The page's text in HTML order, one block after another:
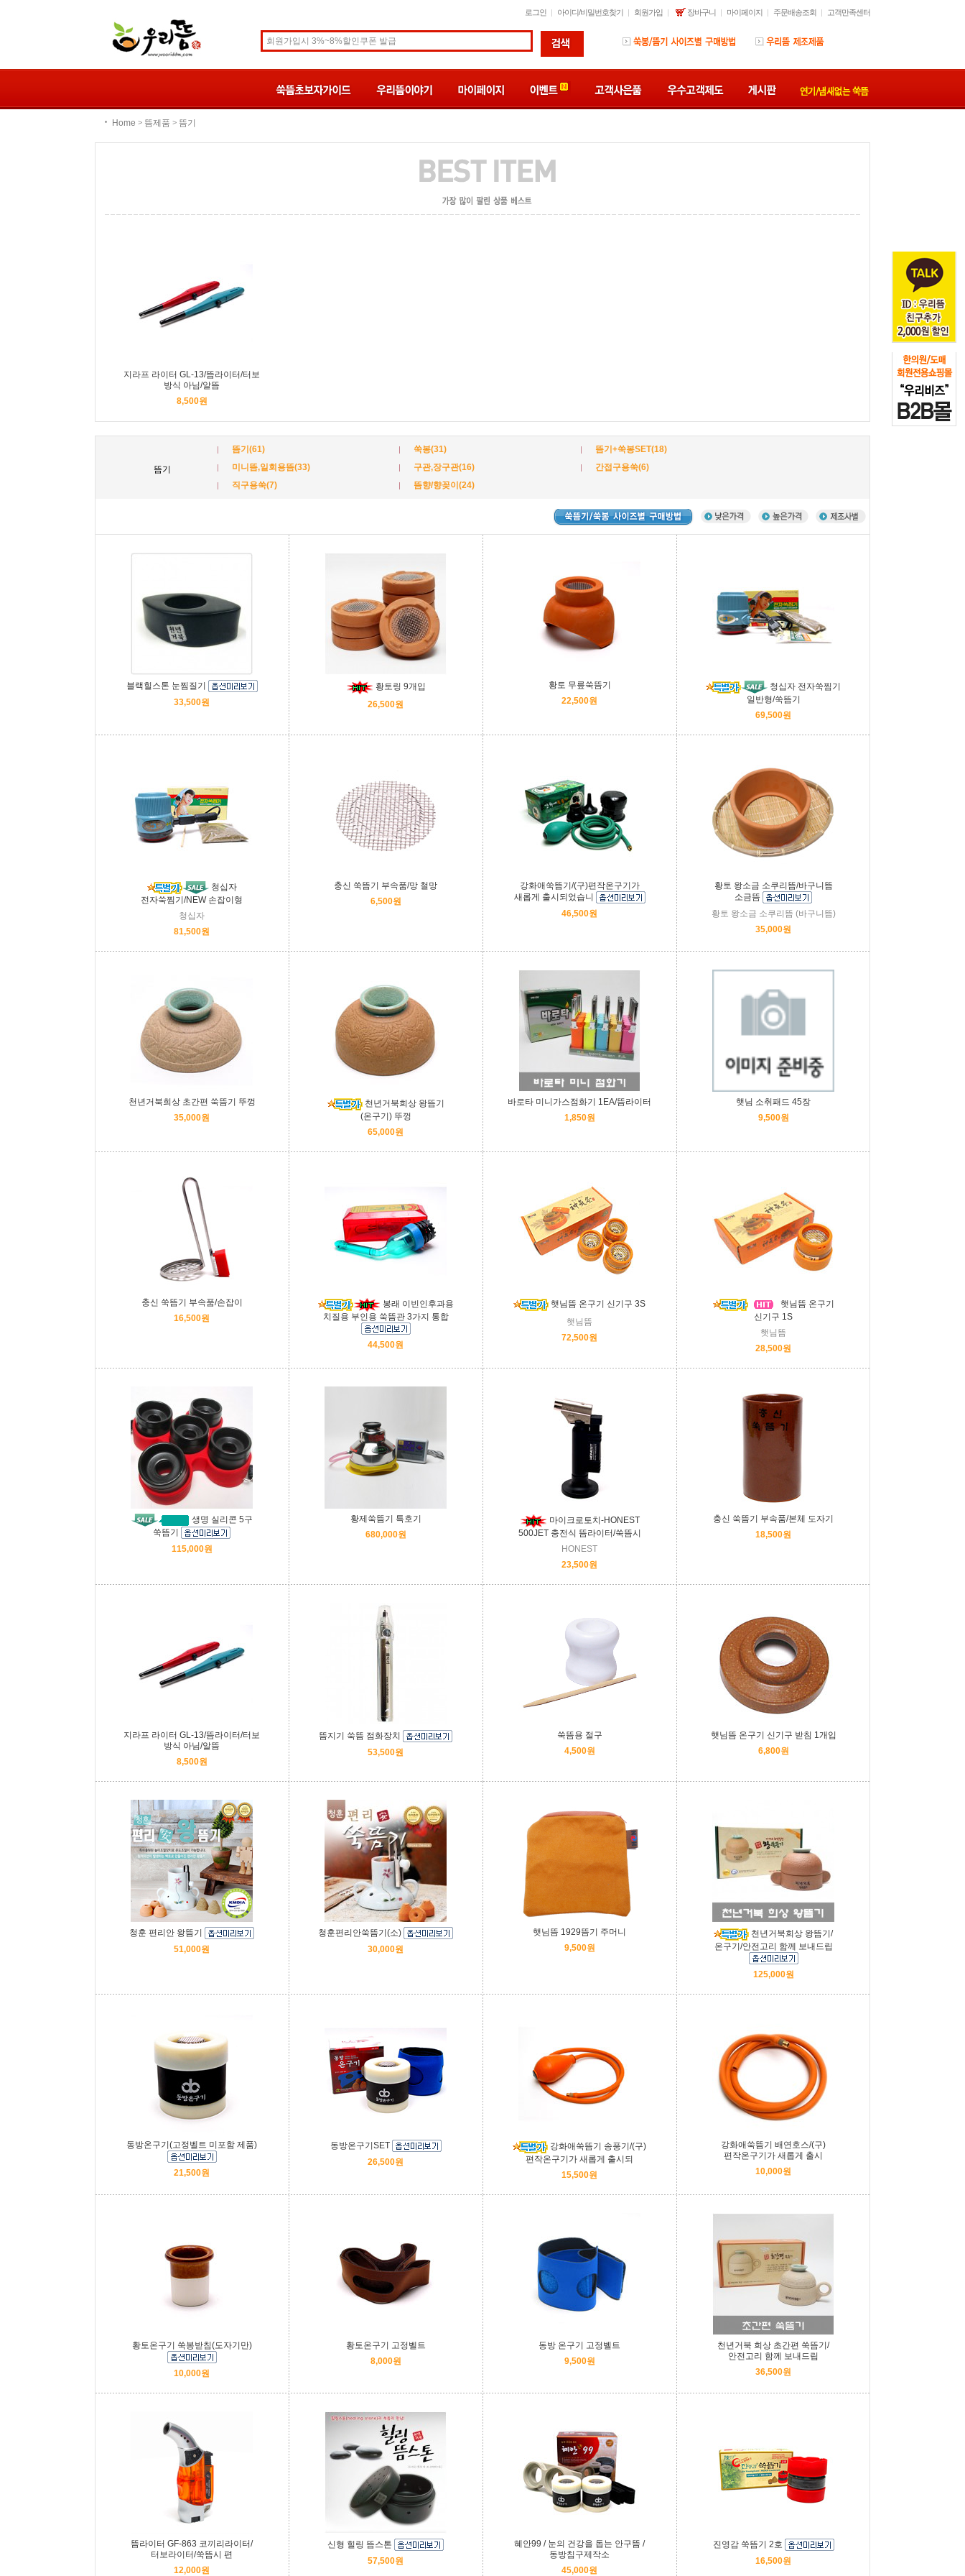
로그인 아이디/비밀번호찾기 회원가입 장바구니 마이페이지 주문배송조회 고객만족센터
Home > 뜸제품 > 뜸기
지라프 라이터 GL-13/뜸라이터/터보
방식 아님/알뜸
8,500원
뜸기
뜸기(61) 쑥봉(31)
뜸기+쑥봉SET(18)
미니뜸,일회용뜸(33)
구관,장구관(16)
간접구용쑥(6)
직구용쑥(7)
뜸향/향꽂이(24)
블랙힐스톤 눈찜질기
33,500원
황토링 9개입
26,500원
황토 무릎쑥뜸기
22,500원
청십자 전자쑥찜기
일반형/쑥뜸기
69,500원
청십자
전자쑥찜기/NEW 손잡이형
청십자
81,500원
충신 쑥뜸기 부속품/망 철망
6,500원
강화애쑥뜸기/(구)편작온구기가
새롭게 출시되었습니
46,500원
황토 왕소금 소쿠리뜸/바구니뜸
소금뜸
황토 왕소금 소쿠리뜸 (바구니뜸)
35,000원
천년거북희상 초간편 쑥뜸기 뚜껑
35,000원
천년거북희상 왕뜸기
(온구기) 뚜껑
65,000원
바로타 미니가스점화기 1EA/뜸라이터
1,850원
햇님 소취패드 45장
9,500원
충신 쑥뜸기 부속품/손잡이
16,500원
봉래 이빈인후과용
치질용 부인용 쑥뜸관 3가지 통합
44,500원
햇님뜸 온구기 신기구 3S
햇님뜸
72,500원
햇님뜸 온구기
신기구 1S
햇님뜸
28,500원
생명 실리콘 5구
쑥뜸기
115,000원
황제쑥뜸기 특호기
680,000원
마이크로토치-HONEST
500JET 충전식 뜸라이터/쑥뜸시
HONEST
23,500원
충신 쑥뜸기 부속품/본체 도자기
18,500원
지라프 라이터 GL-13/뜸라이터/터보
방식 아님/알뜸
8,500원
뜸지기 쑥뜸 점화장치
53,500원
쑥뜸용 절구
4,500원
햇님뜸 온구기 신기구 받침 1개입
6,800원
청훈 편리안 왕뜸기
51,000원
청훈편리안쑥뜸기(소)
30,000원
햇님뜸 1929뜸기 주머니
9,500원
천년거북희상 왕뜸기/
온구기/안전고리 함께 보내드립
125,000원
동방온구기(고정벨트 미포함 제품)
21,500원
동방온구기SET
26,500원
강화애쑥뜸기 송풍기/(구)
편작온구기가 새롭게 출시되
15,500원
강화애쑥뜸기 배연호스/(구)
편작온구기가 새롭게 출시
10,000원
황토온구기 쑥봉받침(도자기만)
10,000원
황토온구기 고정벨트
8,000원
동방 온구기 고정벨트
9,500원
천년거북 희상 초간편 쑥뜸기/
안전고리 함께 보내드립
36,500원
뜸라이터 GF-863 코끼리라이터/
터보라이터/쑥뜸시 편
12,000원
신형 힐링 뜸스톤
57,500원
혜안99 / 눈의 건강을 돕는 안구뜸 /
동방침구제작소
45,000원
진영감 쑥뜸기 2호
16,500원